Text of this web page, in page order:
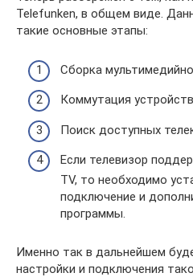
Telefunken, в общем виде.
такие основные этапы:
Сборка
Коммутация
Поиск доступных
Если телевизор
TV, то необходимо
подключение и
программы.
Именно так в дальнейшем
настройки и подключения